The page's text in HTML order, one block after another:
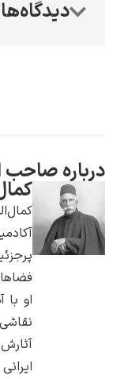
پیر آگوست رنوآر
(بدون
صاحب اثر
کمال
کمال‌الملک
آکادمیک در
پرجزئیات و
فضاهای
او با آموزش
نقاشی دقیق
آثارش
ایرانی